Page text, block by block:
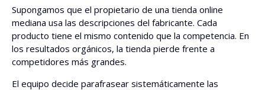
Supongamos que el propietario de una tienda online
mediana usa las descripciones del fabricante. Cada
producto tiene el mismo contenido que la competencia. En
los resultados orgánicos, la tienda pierde frente a
competidores más grandes.
El equipo decide parafrasear sistemáticamente las